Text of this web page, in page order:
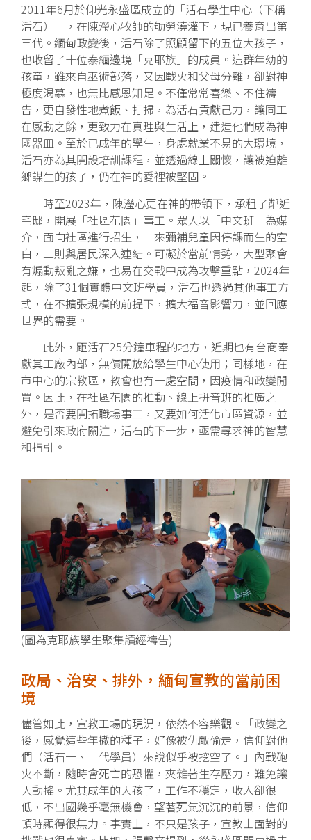
2011年6月於仰光永盛區成立的「活石學生中心（下稱
活石）」，在陳瀅心牧師的劬勞澆灌下，現已養育出第
三代。緬甸政變後，活石除了照顧留下的五位大孩子，
也收留了十位泰緬邊境「克耶族」的成員。這群年幼的
孩童，雖來自巫術部落，又因戰火和父母分離，卻對神
極度渴慕，也無比感恩知足。不僅常常喜樂、不住禱
告，更自發性地煮飯、打掃，為活石貢獻己力，讓同工
在感動之餘，更致力在真理與生活上，建造他們成為神
國器皿。至於已成年的學生，身處就業不易的大環境，
活石亦為其開設培訓課程，並透過線上關懷，讓被迫離
鄉謀生的孩子，仍在神的愛裡被堅固。
時至2023年，陳瀅心更在神的帶領下，承租了鄰近
宅邸，開展「社區花園」事工。眾人以「中文班」為媒
介，面向社區進行招生，一來彌補兒童因停課而生的空
白，二則與居民深入連結。可礙於當前情勢，大型聚會
有煽動叛亂之嫌，也易在交戰中成為攻擊重點，2024年
起，除了31個實體中文班學員，活石也透過其他事工方
式，在不擴張規模的前提下，擴大福音影響力，並回應
世界的需要。
此外，距活石25分鐘車程的地方，近期也有台商奉
獻其工廠內部，無償開放給學生中心使用；同樣地，在
市中心的宗教區，教會也有一處空間，因疫情和政變閒
置。因此，在社區花園的推動、線上拼音班的推廣之
外，是否要開拓職場事工，又要如何活化市區資源，並
避免引來政府關注，活石的下一步，亟需尋求神的智慧
和指引。
(圖為克耶族學生聚集讀經禱告)
政局、治安、排外，緬甸宣教的當前困
境
儘管如此，宣教工場的現況，依然不容樂觀。「政變之
後，感覺這些年撒的種子，好像被仇敵偷走，信仰對他
們（活石一、二代學員）來說似乎被挖空了。」內戰砲
火不斷，隨時會死亡的恐懼，夾雜著生存壓力，難免讓
人動搖。尤其成年的大孩子，工作不穩定，收入卻很
低，不出國幾乎毫無機會，望著死氣沉沉的前景，信仰
頓時顯得很無力。事實上，不只是孩子，宣教士面對的